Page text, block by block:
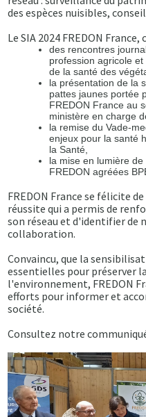
des espèces nuisibles,
Le SIA 2024 FREDON France,
des rencontres
profession agricole
de la santé des
la présentation de la
pattes jaunes portée
FREDON France au
ministère en charge
la remise du Vade-
enjeux pour la santé
la Santé,
la mise en lumière
FREDON agréées
FREDON France se félicite
réussite qui a permis de
son réseau et d'identifier de
collaboration.
Convaincu, que la
essentielles pour préserver
l'environnement, FREDON
efforts pour informer et
société.
Consultez notre